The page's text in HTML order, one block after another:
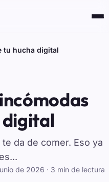
tu hucha digital
digital
da de comer. Eso ya
de 2026 · 3 min de lectura